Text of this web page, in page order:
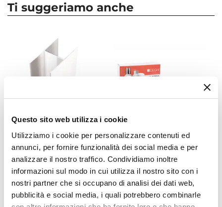
Questo sito web utilizza i cookie
Utilizziamo i cookie per personalizzare contenuti ed
annunci, per fornire funzionalità dei social media e per
analizzare il nostro traffico. Condividiamo inoltre
informazioni sul modo in cui utilizza il nostro sito con i
nostri partner che si occupano di analisi dei dati web,
pubblicità e social media, i quali potrebbero combinarle
Altezza
Apertura
Regolabile
Si
Larghezza Da - A
167 cm | 172 cm
Estensibile
Tramite profilo "Ebe" - € 58
Larghezza Massima 1 Profilo
Ti suggeriamo anche
HPRF1
Profilo di estensione 3,5 - 6
cm per box doccia cromato
in alluminio - Ebe
€ 58,00
CODICE: BOXCLEAN
Trattamento anticalcare e
ripristino in kit per box
doccia
€ 23,00